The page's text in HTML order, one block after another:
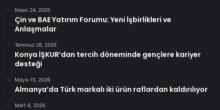
Nisan 24, 2025
Çin ve BAE Yatırım Forumu: Yeni İşbirlikleri ve
Anlaşmalar
Temmuz 28, 2026
Konya İŞKUR’dan tercih döneminde gençlere kariyer
desteği
Mayıs 15, 2026
Almanya’da Türk markalı iki ürün raflardan kaldırılıyor
Mart 6, 2026